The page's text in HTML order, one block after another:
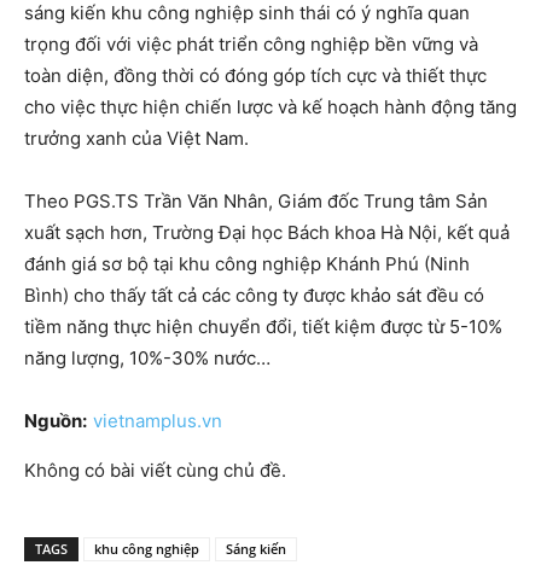
sáng kiến khu công nghiệp sinh thái có ý nghĩa quan
trọng đối với việc phát triển công nghiệp bền vững và
toàn diện, đồng thời có đóng góp tích cực và thiết thực
cho việc thực hiện chiến lược và kế hoạch hành động tăng
trưởng xanh của Việt Nam.
Theo PGS.TS Trần Văn Nhân, Giám đốc Trung tâm Sản
xuất sạch hơn, Trường Đại học Bách khoa Hà Nội, kết quả
đánh giá sơ bộ tại khu công nghiệp Khánh Phú (Ninh
Bình) cho thấy tất cả các công ty được khảo sát đều có
tiềm năng thực hiện chuyển đổi, tiết kiệm được từ 5-10%
năng lượng, 10%-30% nước…
Nguồn: vietnamplus.vn
Không có bài viết cùng chủ đề.
TAGS khu công nghiệp Sáng kiến